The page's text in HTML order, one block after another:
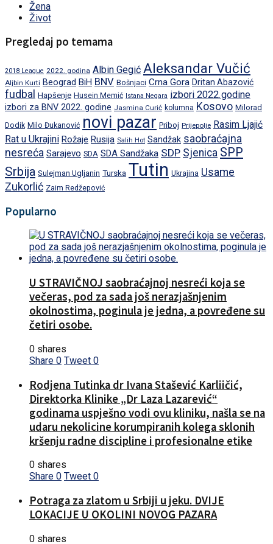
Žena
Život
Pregledaj po temama
2018 League 2022. godina Albin Gegić Aleksandar Vučić
Aljbin Kurti Beograd BiH BNV Bošnjaci Crna Gora Dritan Abazović
fudbal Hapšenje Husein Memić Istana Negara izbori 2022.godine
izbori za BNV 2022. godine Jasmina Curić kolumna Kosovo Milorad
Dodik Milo Đukanović novi pazar Priboj Prijepolje Rasim Ljajić
Rat u Ukrajini Rožaje Rusija Salih Hot Sandžak saobraćajna
nesreća Sarajevo SDA SDA Sandžaka SDP Sjenica SPP
Srbija Sulejman Ugljanin Turska Tutin Ukrajina Usame
Zukorlić Zaim Redžepović
Popularno
U STRAVIČNOJ saobraćajnoj nesreći koja se
večeras, pod za sada još nerazjašnjenim
okolnostima, poginula je jedna, a povređene su
četiri osobe.
0 shares
Share 0 Tweet 0
Rodjena Tutinka dr Ivana Stašević Karliičić,
Direktorka Klinike „Dr Laza Lazarević“
godinama uspješno vodi ovu kliniku, našla se na
udaru nekolicine korumpiranih kolega sklonih
kršenju radne discipline i profesionalne etike
0 shares
Share 0 Tweet 0
Potraga za zlatom u Srbiji u jeku. DVIJE
LOKACIJE U OKOLINI NOVOG PAZARA
0 shares